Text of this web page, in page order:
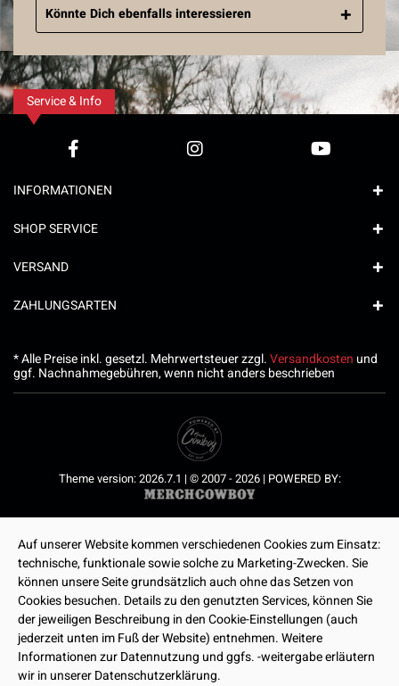
Könnte Dich ebenfalls interessieren
Service & Info
INFORMATIONEN
SHOP SERVICE
VERSAND
ZAHLUNGSARTEN
* Alle Preise inkl. gesetzl. Mehrwertsteuer zzgl.Versandkosten und
ggf. Nachnahmegebühren, wenn nicht anders beschrieben
Theme version: 2026.7.1 | © 2007 - 2026 | POWERED BY:
Auf unserer Website kommen verschiedenen Cookies zum Einsatz:
technische, funktionale sowie solche zu Marketing-Zwecken. Sie
können unsere Seite grundsätzlich auch ohne das Setzen von
Cookies besuchen. Details zu den genutzten Services, können Sie
der jeweiligen Beschreibung in den Cookie-Einstellungen (auch
jederzeit unten im Fuß der Website) entnehmen. Weitere
Informationen zur Datennutzung und ggfs. -weitergabe erläutern
wir in unserer Datenschutzerklärung.